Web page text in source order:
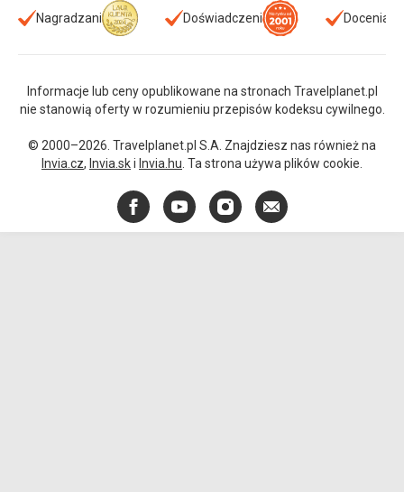
Nagradzani
Doświadczeni Doceniani
Informacje lub ceny opublikowane na stronach Travelplanet.pl
nie stanowią oferty w rozumieniu przepisów kodeksu cywilnego.
© 2000–2026. Travelplanet.pl S.A. Znajdziesz nas również na
Invia.cz, Invia.ski Invia.hu . Ta strona używa plików cookie.
FacebookYouTubeInstagram
E-
mail